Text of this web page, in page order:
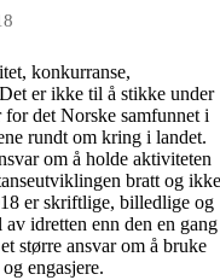
konkurranse,
er ikke til å stikke under
det Norske samfunnet i
rundt om kring i landet.
om å holde aktiviteten
bratt og ikke
er skriftlige, billedlige og
idretten enn den en gang
større ansvar om å bruke
engasjere.